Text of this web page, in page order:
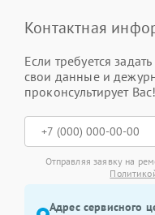
Контактная
Если требуется
свои данные и
проконсультирует Вас!
Отправляя заявку на
Адрес сервисного